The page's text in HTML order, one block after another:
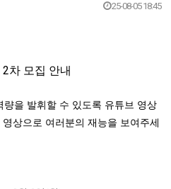
25-08-05 18:45
2차 모집 안내
을 발휘할 수 있도록 유튜브 영상
영상으로 여러분의 재능을 보여주세